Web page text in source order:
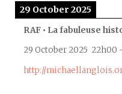
29 October 2025
RAF • La fabuleuse
29 October 2025 22h00
http://